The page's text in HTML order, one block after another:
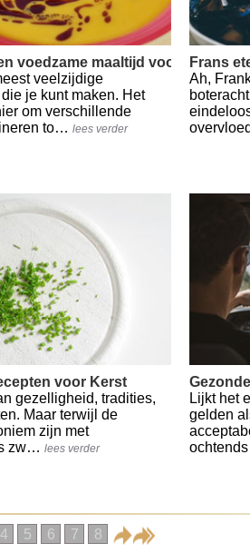
voedzame maaltijd voor elk
veelzijdige
je kunt maken. Het
om verschillende
to… lees verder
Frans
Ah,
voor Kerst
gezelligheid, tradities,
Maar terwijl de
zijn met
zw… lees verder
Lijkt het
gelden
4 5 6 7 8